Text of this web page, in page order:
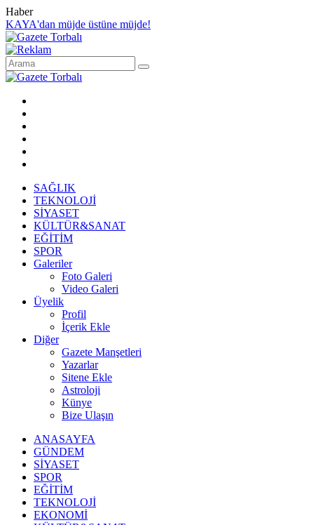
Haber
KAYA'dan müjde üstüne müjde!
SAĞLIK
TEKNOLOJİ
SİYASET
KÜLTÜR&SANAT
EĞİTİM
SPOR
Galeriler
Foto Galeri
Video Galeri
Üyelik
Profil
İçerik Ekle
Diğer
Gazete Manşetleri
Yazarlar
Sitene Ekle
Astroloji
Künye
Bize Ulaşın
ANASAYFA
GÜNDEM
SİYASET
SPOR
EĞİTİM
TEKNOLOJİ
EKONOMİ